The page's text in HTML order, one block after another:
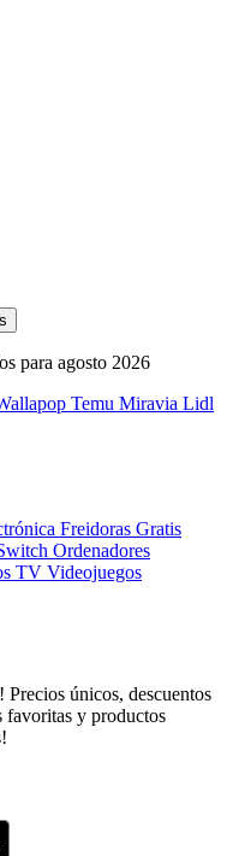
para agosto 2026
Temu Miravia Lidl
Freidoras Gratis
Ordenadores
TV Videojuegos
Precios únicos, descuentos
favoritas y productos